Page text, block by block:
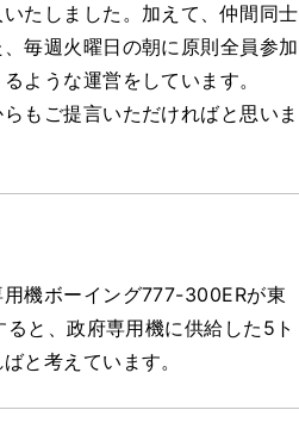
たしました。加えて、仲間同士
毎週火曜日の朝に原則全員参加
ような運営をしています。
もご提言いただければと思いま
機ボーイング777-300ERが東
と、政府専用機に供給した5ト
と考えています。